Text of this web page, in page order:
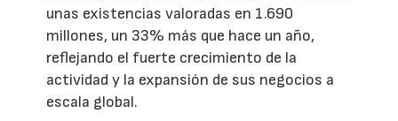
unas existencias valoradas en 1.690
millones, un 33% más que hace un año,
reflejando el fuerte crecimiento de la
actividad y la expansión de sus negocios a
escala global.